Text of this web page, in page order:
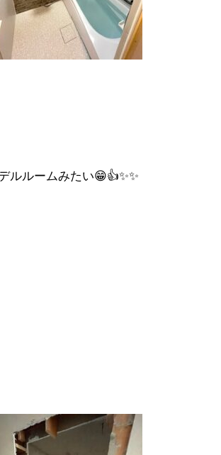
ルルームみたい😁👍✨✨